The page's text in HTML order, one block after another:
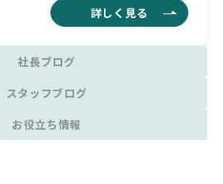
社長ブログ
スタッフブログ
お役立ち情報
詳しく見る